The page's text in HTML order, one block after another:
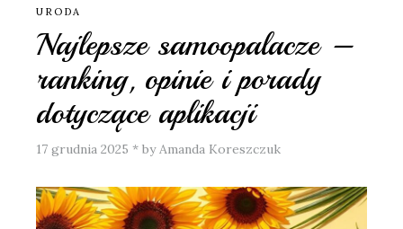
URODA
Najlepsze samoopalacze –
ranking, opinie i porady
dotyczące aplikacji
17 grudnia 2025 * by Amanda Koreszczuk